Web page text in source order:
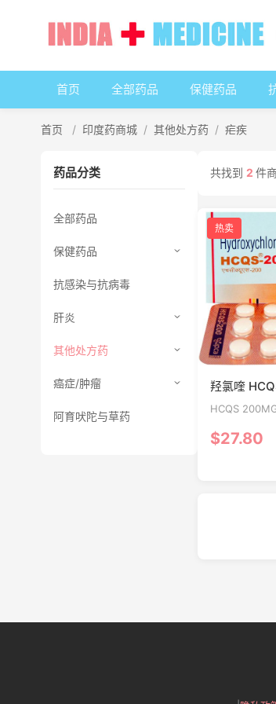
首页 全部药品 保健药品
首页 / 印度药商城 / 其他处方药 / 疟疾
药品分类
全部药品
保健药品
抗感染与抗病毒
肝炎
其他处方药
癌症/肿瘤
阿育吠陀与草药
共找到 2 件
热卖
羟氯喹
HCQS
疟药组。它
药。
炎症、疼痛
$27.80